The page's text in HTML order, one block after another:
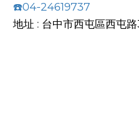
☎️04-24619737
地址 : 台中市西屯區西屯